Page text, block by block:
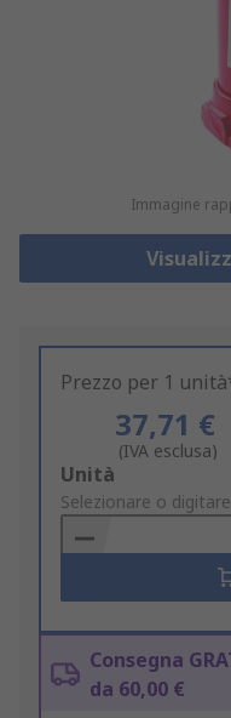
Immagine
Prezzo per 1
37,71 €
(IVA esclusa)
Add
to
Basket
Unità
Selezionare o
Consegna
da 60,00 €